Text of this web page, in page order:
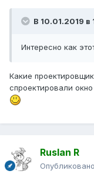
В 10.01.2019 в
Интересно как
Какие
спроектировали
Ruslan R